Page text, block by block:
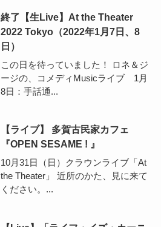
終了【生Live】At the Theater
2022 Tokyo（2022年1月7日、8
日）
この日を待っていました！ ロネ＆ジ
ージの、コメディMusicライブ 1月
8日：手話通...
【ライブ】 多賀古民家カフェ
『OPEN SESAME ! 』
10月31日（日）クラウンライブ「At
the Theater」 近所のかた、見に来て
ください。...